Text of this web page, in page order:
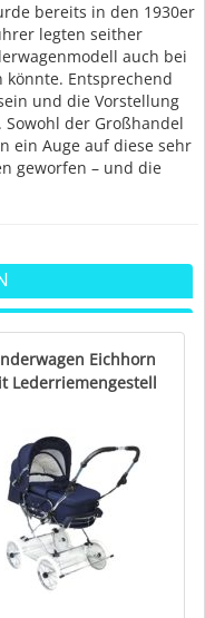
bereits in den 1930er
legten seither
auch bei
könnte. Entsprechend
und die Vorstellung
der Großhandel
ein Auge auf diese sehr
geworfen – und die
Eichhorn
Lederriemengestell